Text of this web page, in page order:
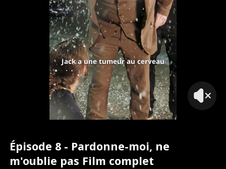
Jack a une tumeur au cerveau
Épisode 8 - Pardonne-moi, ne
m'oublie pas Film complet